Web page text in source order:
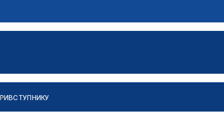
ВСТУПНИКУ